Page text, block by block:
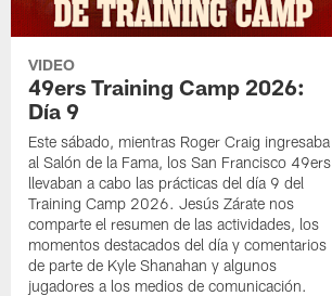
VIDEO
49ers Training Camp 2026:
Día 9
Este sábado, mientras Roger Craig ingresaba
al Salón de la Fama, los San Francisco 49ers
llevaban a cabo las prácticas del día 9 del
Training Camp 2026. Jesús Zárate nos
comparte el resumen de las actividades, los
momentos destacados del día y comentarios
de parte de Kyle Shanahan y algunos
jugadores a los medios de comunicación.